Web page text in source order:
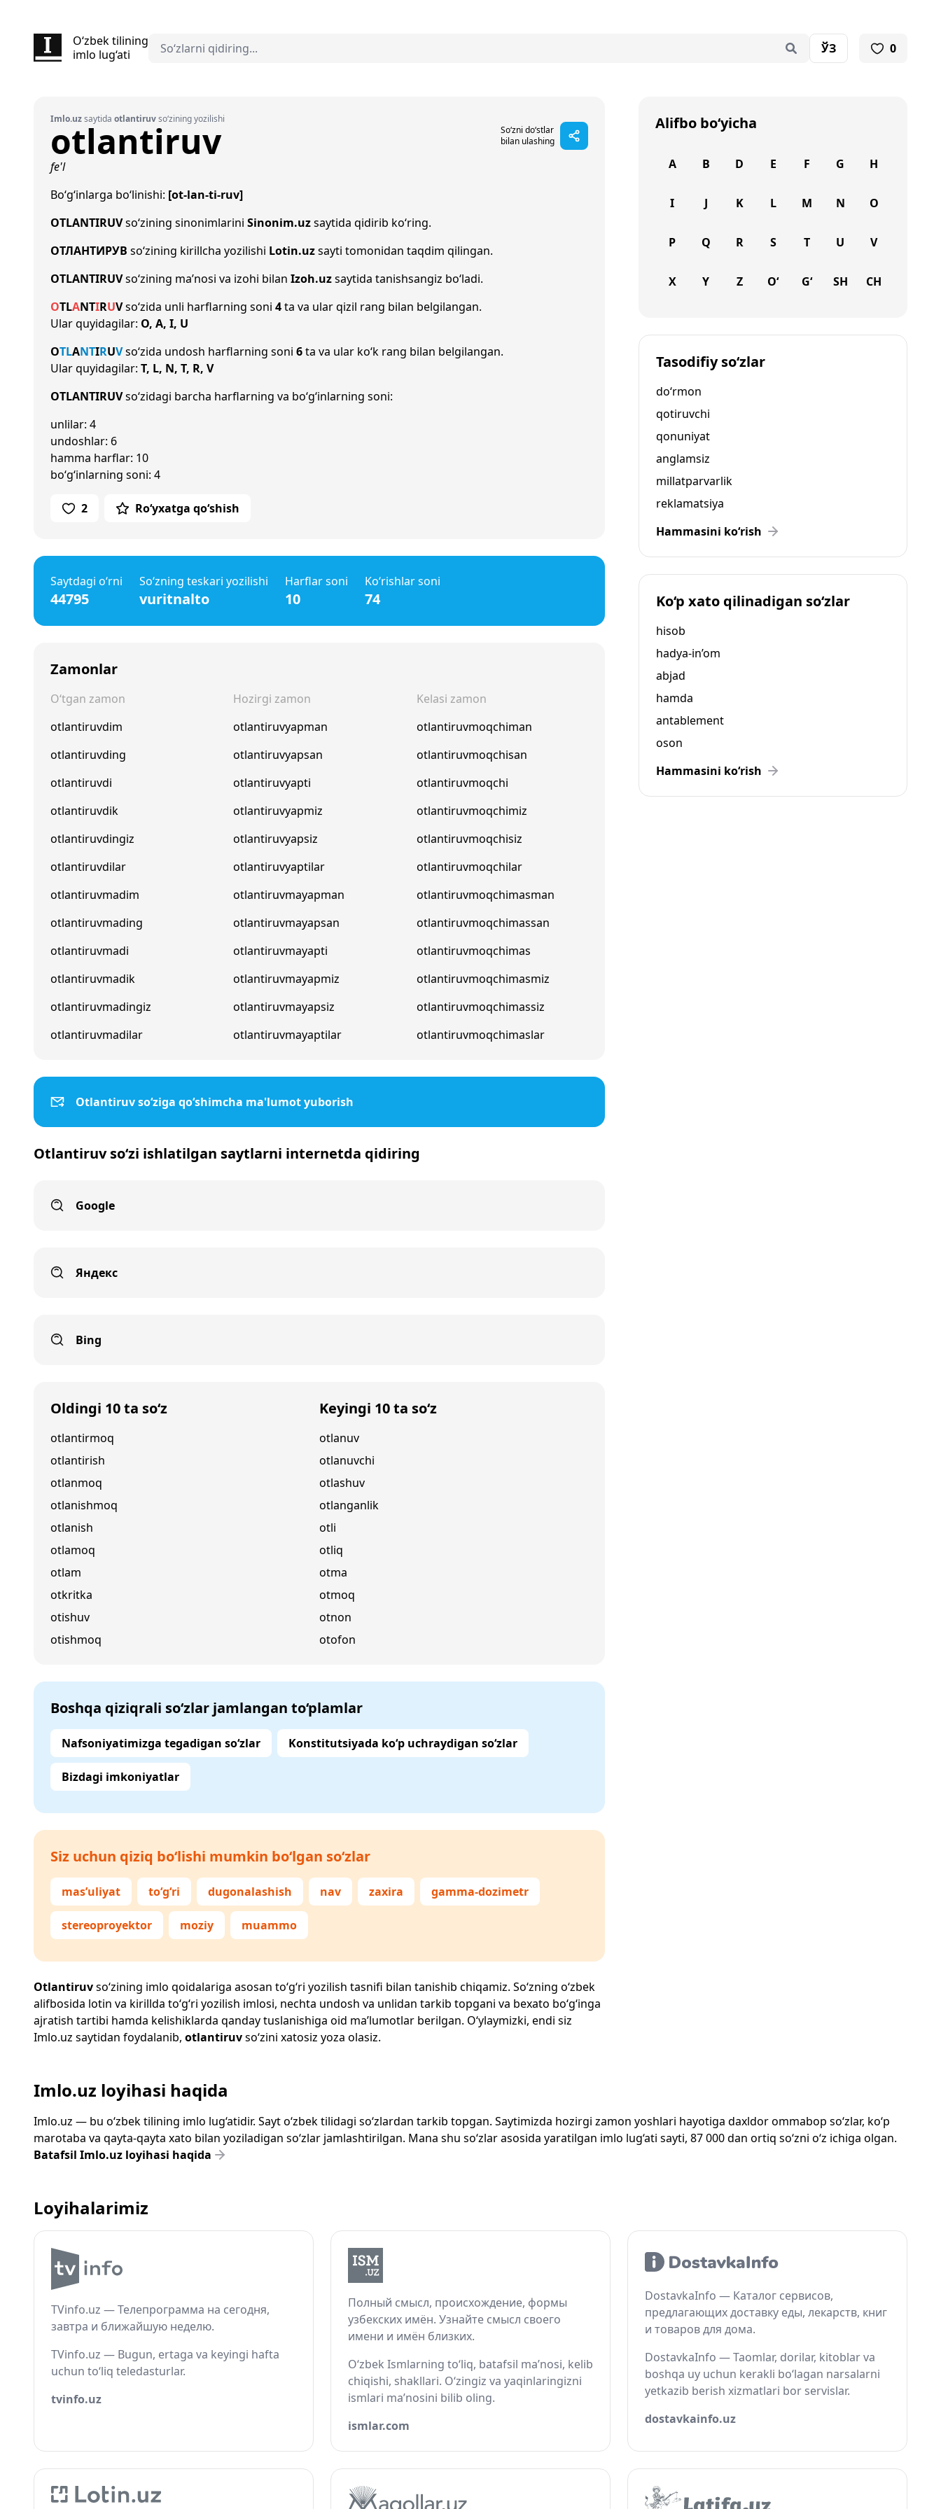
O‘zbek tilining
imlo lug‘ati
ЎЗ 0
Imlo.uzsaytida otlantiruvso‘zining yozilishi
otlantiruv
So‘zni do‘stlar
bilan ulashing
fe'l
Bo‘g‘inlarga bo‘linishi: [ot-lan-ti-ruv]
OTLANTIRUVso‘zining sinonimlarini Sinonim.uzsaytida qidirib ko‘ring.
ОТЛАНТИРУВ so‘zining kirillcha yozilishi Lotin.uzsayti tomonidan taqdim qilingan.
OTLANTIRUVso‘zining ma’nosi va izohi bilan Izoh.uzsaytida tanishsangiz bo‘ladi.
OTLANTIRUVso‘zida unli harflarning soni 4ta va ular qizil rang bilan belgilangan.
Ular quyidagilar: O, A, I, U
OTLANTIRUVso‘zida undosh harflarning soni 6ta va ular ko‘k rang bilan belgilangan.
Ular quyidagilar: T, L, N, T, R, V
OTLANTIRUVso‘zidagi barcha harflarning va bo‘g‘inlarning soni:
unlilar: 4
undoshlar: 6
hamma harflar: 10
bo‘g‘inlarning soni: 4
2 Ro‘yxatga qo‘shish
Saytdagi o‘rni
44795
So‘zning teskari yozilishi
vuritnalto
Harflar soni
10
Ko‘rishlar soni
74
Zamonlar
O‘tgan zamon
otlantiruvdim
otlantiruvding
otlantiruvdi
otlantiruvdik
otlantiruvdingiz
otlantiruvdilar
otlantiruvmadim
otlantiruvmading
otlantiruvmadi
otlantiruvmadik
otlantiruvmadingiz
otlantiruvmadilar
Hozirgi zamon
otlantiruvyapman
otlantiruvyapsan
otlantiruvyapti
otlantiruvyapmiz
otlantiruvyapsiz
otlantiruvyaptilar
otlantiruvmayapman
otlantiruvmayapsan
otlantiruvmayapti
otlantiruvmayapmiz
otlantiruvmayapsiz
otlantiruvmayaptilar
Kelasi zamon
otlantiruvmoqchiman
otlantiruvmoqchisan
otlantiruvmoqchi
otlantiruvmoqchimiz
otlantiruvmoqchisiz
otlantiruvmoqchilar
otlantiruvmoqchimasman
otlantiruvmoqchimassan
otlantiruvmoqchimas
otlantiruvmoqchimasmiz
otlantiruvmoqchimassiz
otlantiruvmoqchimaslar
Otlantiruv so‘ziga qo‘shimcha ma'lumot yuborish
Otlantiruv so‘zi ishlatilgan saytlarni internetda qidiring
Google
Яндекс
Bing
Oldingi 10 ta so‘z
otlantirmoq
otlantirish
otlanmoq
otlanishmoq
otlanish
otlamoq
otlam
otkritka
otishuv
otishmoq
Keyingi 10 ta so‘z
otlanuv
otlanuvchi
otlashuv
otlanganlik
otli
otliq
otma
otmoq
otnon
otofon
Boshqa qiziqrali so‘zlar jamlangan to‘plamlar
Nafsoniyatimizga tegadigan so‘zlar Konstitutsiyada ko‘p uchraydigan so‘zlar
Bizdagi imkoniyatlar
Siz uchun qiziq bo‘lishi mumkin bo‘lgan so‘zlar
mas’uliyat to‘g‘ri dugonalashish nav zaxira gamma-dozimetr
stereoproyektor moziy muammo
Otlantiruvso‘zining imlo qoidalariga asosan to‘g‘ri yozilish tasnifi bilan tanishib chiqamiz. So‘zning o‘zbek
alifbosida lotin va kirillda to‘g‘ri yozilish imlosi, nechta undosh va unlidan tarkib topgani va bexato bo‘g‘inga
ajratish tartibi hamda kelishiklarda qanday tuslanishiga oid ma’lumotlar berilgan. O‘ylaymizki, endi siz
Imlo.uz saytidan foydalanib, otlantiruvso‘zini xatosiz yoza olasiz.
Alifbo bo‘yicha
A B D E F G H
I J K L M N O
P Q R S T U V
X Y Z O‘ G‘ SH CH
Tasodifiy so‘zlar
do‘rmon
qotiruvchi
qonuniyat
anglamsiz
millatparvarlik
reklamatsiya
Hammasini ko‘rish
Ko‘p xato qilinadigan so‘zlar
hisob
hadya-in’om
abjad
hamda
antablement
oson
Hammasini ko‘rish
Imlo.uz loyihasi haqida
Imlo.uz — bu o‘zbek tilining imlo lug‘atidir. Sayt o‘zbek tilidagi so‘zlardan tarkib topgan. Saytimizda hozirgi zamon yoshlari hayotiga daxldor ommabop so‘zlar, ko‘p
marotaba va qayta-qayta xato bilan yoziladigan so‘zlar jamlashtirilgan. Mana shu so‘zlar asosida yaratilgan imlo lug‘ati sayti, 87 000 dan ortiq so‘zni o‘z ichiga olgan.
Batafsil Imlo.uz loyihasi haqida
Loyihalarimiz
TVinfo.uz — Телепрограмма на сегодня,
завтра и ближайшую неделю.
TVinfo.uz — Bugun, ertaga va keyingi hafta
uchun to‘liq teledasturlar.
tvinfo.uz
Полный смысл, происхождение, формы
узбекских имён. Узнайте смысл своего
имени и имён близких.
O‘zbek Ismlarning to‘liq, batafsil ma’nosi, kelib
chiqishi, shakllari. O‘zingiz va yaqinlaringizni
ismlari ma’nosini bilib oling.
ismlar.com
DostavkaInfo — Каталог сервисов,
предлагающих доставку еды, лекарств, книг
и товаров для дома.
DostavkaInfo — Taomlar, dorilar, kitoblar va
boshqa uy uchun kerakli bo‘lagan narsalarni
yetkazib berish xizmatlari bor servislar.
dostavkainfo.uz